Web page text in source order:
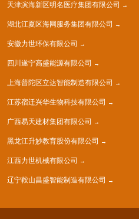
天津滨海新区明名医疗集团有限公司
湖北江夏区海网服务集团有限公司
安徽力世环保有限公司
四川遂宁高盛能源有限公司
上海普陀区立达智能制造有限公司
江苏宿迁兴华生物科技有限公司
广西易天建材集团有限公司
黑龙江升妙教育股份有限公司
江西力世机械有限公司
辽宁鞍山昌盛智能制造有限公司